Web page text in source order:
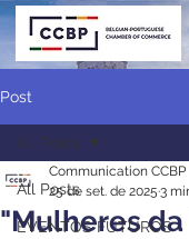
Post
All Posts
EVENTOS FUTUROS
All Posts
"Mulheres
Communication CCBP
25 de set. de 2025 3